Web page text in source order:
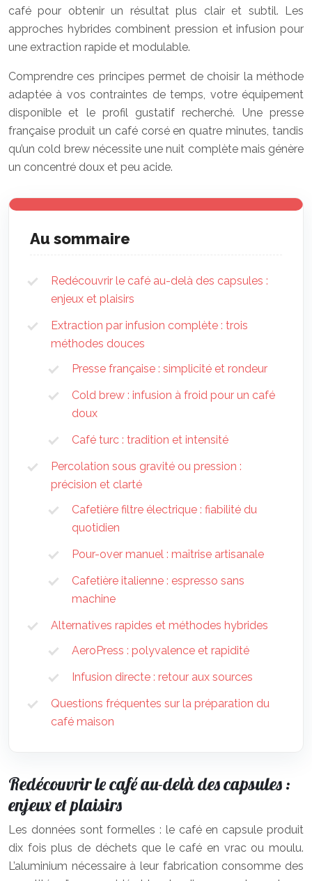
café pour obtenir un résultat plus clair et subtil. Les
approches hybrides combinent pression et infusion pour
une extraction rapide et modulable.
Comprendre ces principes permet de choisir la méthode
adaptée à vos contraintes de temps, votre équipement
disponible et le profil gustatif recherché. Une presse
française produit un café corsé en quatre minutes, tandis
qu’un cold brew nécessite une nuit complète mais génère
un concentré doux et peu acide.
Au sommaire
Redécouvrir le café au-delà des capsules :
enjeux et plaisirs
Extraction par infusion complète : trois
méthodes douces
Presse française : simplicité et rondeur
Cold brew : infusion à froid pour un café
doux
Café turc : tradition et intensité
Percolation sous gravité ou pression :
précision et clarté
Cafetière filtre électrique : fiabilité du
quotidien
Pour-over manuel : maîtrise artisanale
Cafetière italienne : espresso sans
machine
Alternatives rapides et méthodes hybrides
AeroPress : polyvalence et rapidité
Infusion directe : retour aux sources
Questions fréquentes sur la préparation du
café maison
Redécouvrir le café au-delà des capsules :
enjeux et plaisirs
Les données sont formelles : le café en capsule produit
dix fois plus de déchets que le café en vrac ou moulu.
L’aluminium nécessaire à leur fabrication consomme des